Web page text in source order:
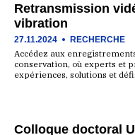
Retransmission
vibration
27.11.2024 RECHERCHE
Accédez aux
conservation, où experts et
expériences, solutions et
Colloque doctoral